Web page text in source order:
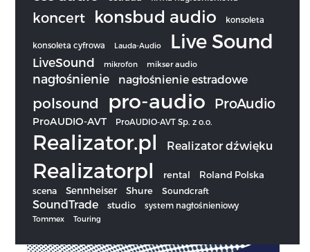
koncert konsbud audio konsoleta
konsoleta cyfrowa Lauda-Audio Live Sound
LiveSound mikrofon mikser audio
nagłośnienie nagłośnienie estradowe
polsound pro-audio ProAudio
ProAUDIO-AVT ProAUDIO-AVT Sp. z o.o.
Realizator.pl Realizator dźwięku
Realizatorpl rental Roland Polska
scena Sennheiser Shure Soundcraft
SoundTrade studio system nagłośnieniowy
Tommex Touring